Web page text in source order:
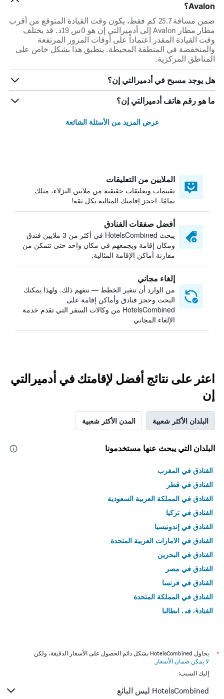
Avalon؟
ضمن مسافة 25.7 كم فقط، يكون وقت القيادة المتوقع من أقرب
مطار مطار Avalon إلى أدميرالتي إن هو 0س 19د. قد يختلف
وقت القيادة المقدر اعتماداً على أوقات المرور المرتفعة
والمنخفضة في المنطقة المحيطة. ينطبق هذا بشكل خاص على
المناطق المركزية.
هل يوجد مسبح في أدميرالتي إن؟
ما هو رقم هاتف أدميرالتي إن؟
عرض المزيد من الأسئلة الشائعة
الملايين من التعليقات
تقييمات وتعليقات حقيقية من ملايين النزلاء، مثلك
تمامًا. احجز إقامتك المثالية بكل ثقة!
أفضل صفقات الفنادق
يبحث HotelsCombined في أكثر من 3 ملايين فندق
ومكان إقامة ويجمعهم في مكان واحد حتى تتمكن من
مقارنة أماكن الإقامة المثالية.
إلغاء مجاني
من الوارد أن تتغير الخطط — نتفهم ذلك. ولهذا يمكنك
البحث وحجز فنادق وأماكن إقامة على
HotelsCombined من وكالات السفر التي تقدم خدمة
الإلغاء المجاني
اعثر على نتائج أفضل لإقامتك في أدميرالتي
إن
البلدان الأكثر شعبية المدن الأكثر شعبية
البلدان التي يبحث عنها مستخدمونا
الفنادق في المغرب
الفنادق في قطر
الفنادق في المملكة العربية السعودية
الفنادق في تركيا
الفنادق في إندونيسيا
الفنادق في الامارات العربية المتحدة
الفنادق في البحرين
الفنادق في مصر
الفنادق في فرنسا
الفنادق في المملكة المتحدة
الفنادق في إيطاليا
*
يحاول HotelsCombined بشكل دائم الحصول على الأسعار الدقيقة، ولكن
لا يمكن ضمان الأسعار .
إليك السبب:
HotelsCombined ليس البائع